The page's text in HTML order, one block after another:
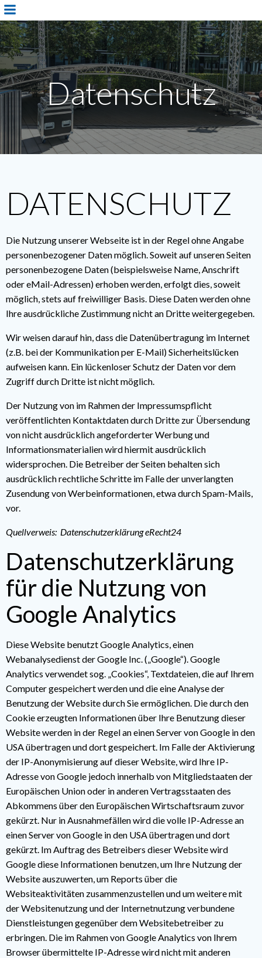
Inhalt
springen
Datenschutz
DATENSCHUTZ
Die Nutzung unserer Webseite ist in der Regel ohne Angabe
personenbezogener Daten möglich. Soweit auf unseren Seiten
personenbezogene Daten (beispielsweise Name, Anschrift
oder eMail-Adressen) erhoben werden, erfolgt dies, soweit
möglich, stets auf freiwilliger Basis. Diese Daten werden ohne
Ihre ausdrückliche Zustimmung nicht an Dritte weitergegeben.
Wir weisen darauf hin, dass die Datenübertragung im Internet
(z.B. bei der Kommunikation per E-Mail) Sicherheitslücken
aufweisen kann. Ein lückenloser Schutz der Daten vor dem
Zugriff durch Dritte ist nicht möglich.
Der Nutzung von im Rahmen der Impressumspflicht
veröffentlichten Kontaktdaten durch Dritte zur Übersendung
von nicht ausdrücklich angeforderter Werbung und
Informationsmaterialien wird hiermit ausdrücklich
widersprochen. Die Betreiber der Seiten behalten sich
ausdrücklich rechtliche Schritte im Falle der unverlangten
Zusendung von Werbeinformationen, etwa durch Spam-Mails,
vor.
Quellverweis: Datenschutzerklärung eRecht24
Datenschutzerklärung
für die Nutzung von
Google Analytics
Diese Website benutzt Google Analytics, einen
Webanalysedienst der Google Inc. („Google“). Google
Analytics verwendet sog. „Cookies“, Textdateien, die auf Ihrem
Computer gespeichert werden und die eine Analyse der
Benutzung der Website durch Sie ermöglichen. Die durch den
Cookie erzeugten Informationen über Ihre Benutzung dieser
Website werden in der Regel an einen Server von Google in den
USA übertragen und dort gespeichert. Im Falle der Aktivierung
der IP-Anonymisierung auf dieser Website, wird Ihre IP-
Adresse von Google jedoch innerhalb von Mitgliedstaaten der
Europäischen Union oder in anderen Vertragsstaaten des
Abkommens über den Europäischen Wirtschaftsraum zuvor
gekürzt. Nur in Ausnahmefällen wird die volle IP-Adresse an
einen Server von Google in den USA übertragen und dort
gekürzt. Im Auftrag des Betreibers dieser Website wird
Google diese Informationen benutzen, um Ihre Nutzung der
Website auszuwerten, um Reports über die
Websiteaktivitäten zusammenzustellen und um weitere mit
der Websitenutzung und der Internetnutzung verbundene
Dienstleistungen gegenüber dem Websitebetreiber zu
erbringen. Die im Rahmen von Google Analytics von Ihrem
Browser übermittelte IP-Adresse wird nicht mit anderen